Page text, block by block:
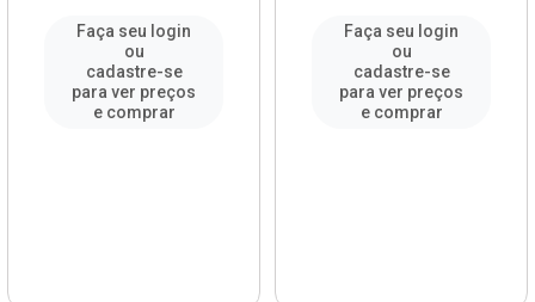
Faça seu login
ou
cadastre-se
para ver preços
e comprar
Faça seu login
ou
cadastre-se
para ver preços
e comprar